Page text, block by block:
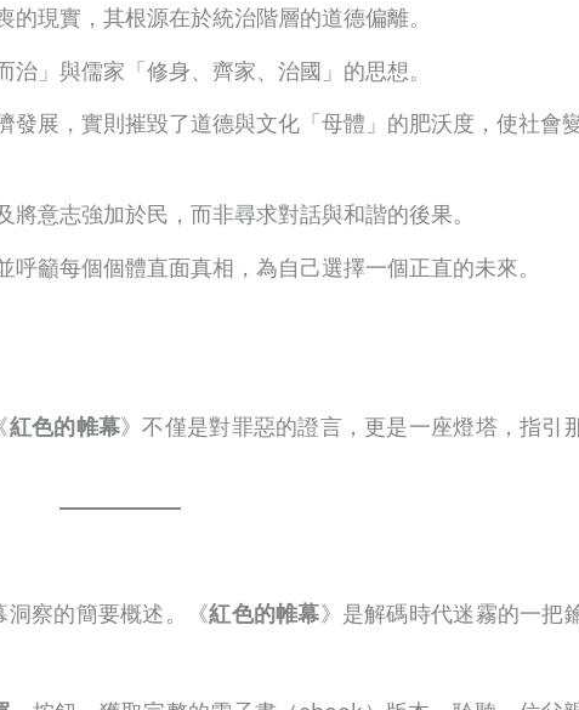
現實，其根源在於統治階層的道德偏離。
」與儒家「修身、齊家、治國」的思想。
發展，實則摧毀了道德與文化「母體」的肥沃度，使社會
意志強加於民，而非尋求對話與和諧的後果。
籲每個個體直面真相，為自己選擇一個正直的未來。
紅色的帷幕》不僅是對罪惡的證言，更是一座燈塔，指引
洞察的簡要概述。《紅色的帷幕》是解碼時代迷霧的一把